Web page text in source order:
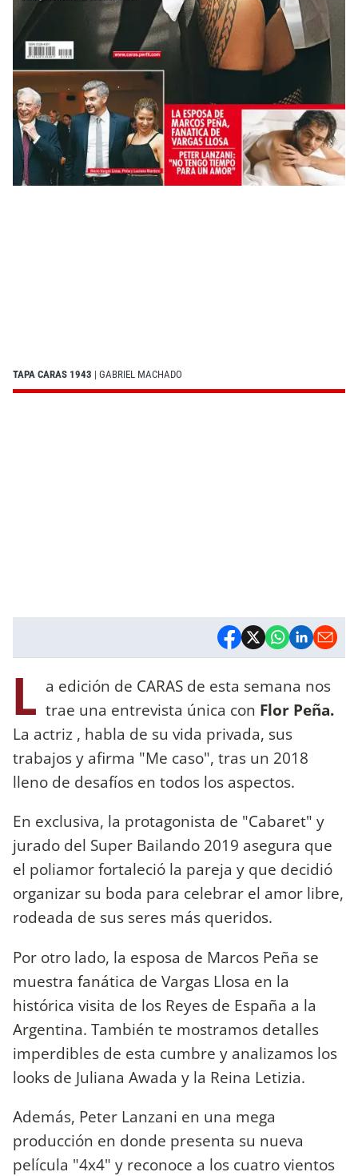
TAPA CARAS 1943 | GABRIEL MACHADO
L a edición de CARAS de esta semana nos
trae una entrevista única con Flor Peña.
La actriz , habla de su vida privada, sus
trabajos y afirma "Me caso", tras un 2018
lleno de desafíos en todos los aspectos.
En exclusiva, la protagonista de "Cabaret" y
jurado del Super Bailando 2019 asegura que
el poliamor fortaleció la pareja y que decidió
organizar su boda para celebrar el amor libre,
rodeada de sus seres más queridos.
Por otro lado, la esposa de Marcos Peña se
muestra fanática de Vargas Llosa en la
histórica visita de los Reyes de España a la
Argentina. También te mostramos detalles
imperdibles de esta cumbre y analizamos los
looks de Juliana Awada y la Reina Letizia.
Además, Peter Lanzani en una mega
producción en donde presenta su nueva
película "4x4" y reconoce a los cuatro vientos